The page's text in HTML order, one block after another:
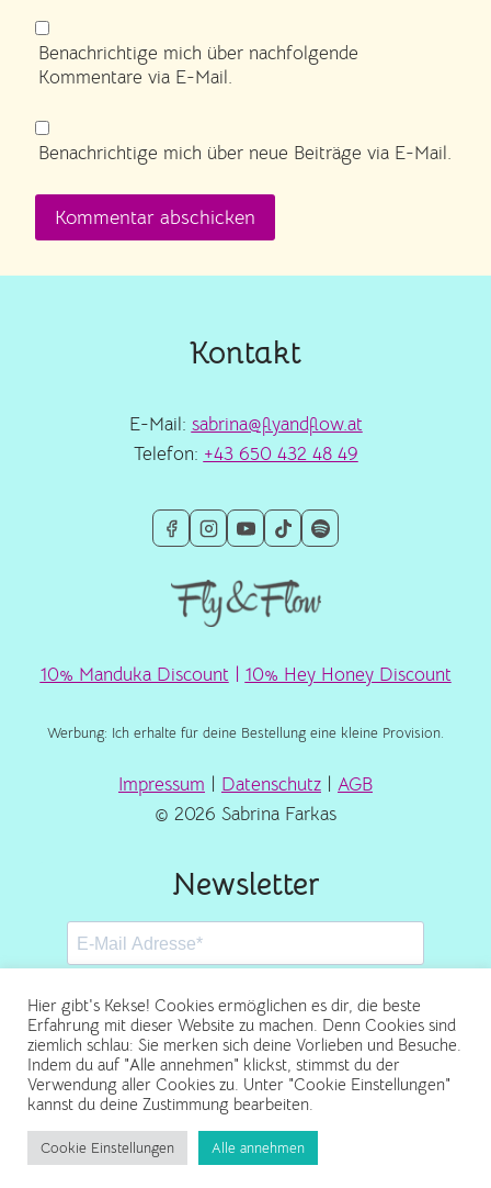
Benachrichtige mich über nachfolgende
Kommentare via E-Mail.
Benachrichtige mich über neue Beiträge via E-Mail.
Kontakt
E-Mail: sabrina@flyandflow.at
Telefon: +43 650 432 48 49
10% Manduka Discount 10% Hey Honey Discount
Werbung: Ich erhalte für deine Bestellung eine kleine Provision.
Impressum Datenschutz
AGB
© 2026 Sabrina Farkas
Newsletter
Abonnieren
Hier gibt's Kekse! Cookies ermöglichen es dir, die beste
Erfahrung mit dieser Website zu machen. Denn Cookies sind
ziemlich schlau: Sie merken sich deine Vorlieben und Besuche.
Indem du auf "Alle annehmen" klickst, stimmst du der
Verwendung aller Cookies zu. Unter "Cookie Einstellungen"
kannst du deine Zustimmung bearbeiten.
Cookie Einstellungen Alle annehmen